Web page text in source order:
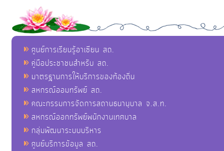
ศูนย์การเรียนรู้อาเซียน สถ.
คู่มือประชาชนสำหรับ สถ.
มาตรฐานการให้บริการของท้องถิ่น
สหกรณ์ออมทรัพย์ สถ.
คณะกรรมการจัดการสถานธนานุบาล จ.ส.ท.
สหกรณ์ออกทรัพย์พนักงานเทศบาล
กลุ่มพัฒนาระบบบริหาร
ศูนย์บริการข้อมูล สถ.